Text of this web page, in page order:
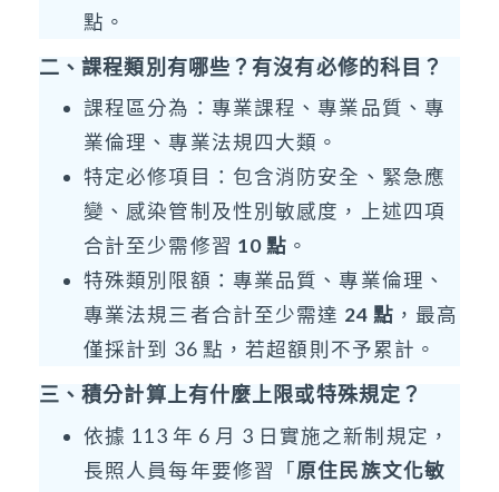
點。
二、課程類別有哪些？有沒有必修的科目？
課程區分為：專業課程、專業品質、專
業倫理、專業法規四大類。
特定必修項目：包含消防安全、緊急應
變、感染管制及性別敏感度，上述四項
合計至少需修習 10 點 。
特殊類別限額：專業品質、專業倫理、
專業法規三者合計至少需達 24 點 ，最高
僅採計到 36 點，若超額則不予累計。
三、積分計算上有什麼上限或特殊規定？
依據 113 年 6 月 3 日實施之新制規定，
長照人員每年要修習「原住民族文化敏